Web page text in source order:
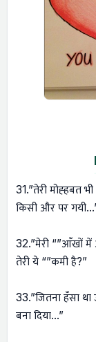
31.”तेरी मोह्हबत
किसी और पर
32.”मेरी “”आँखों
तेरी ये “”कमी है?”
33.”जितना हँसा
बना दिया…”